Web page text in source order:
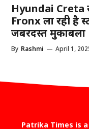
Hyundai Creta
Fronx ला रही है
जबरदस्त मुकाबला
By Rashmi — April 1,
Patrika Times is